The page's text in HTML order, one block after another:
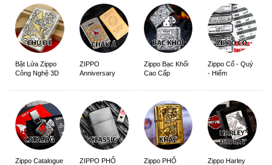
Bật Lửa Zippo
Công Nghệ 3D
ZIPPO
Anniversary
Zippo Bạc Khối
Cao Cấp
Zippo Cổ - Quý
- Hiếm
Zippo Catalogue
ZIPPO PHỔ
Zippo PHỔ
Zippo Harley